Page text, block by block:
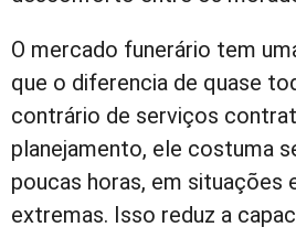
O mercado funerário tem
que o diferencia de quase
contrário de serviços
planejamento, ele costuma
poucas horas, em situações
extremas. Isso reduz a